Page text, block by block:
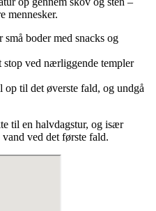
mennesker.
små boder med snacks og
stop ved nærliggende templer
til det øverste fald, og undgå
til en halvdagstur, og især
ved det første fald.